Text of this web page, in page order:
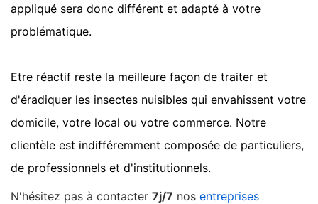
appliqué sera donc différent et adapté à votre
problématique.
Etre réactif reste la meilleure façon de traiter et
d'éradiquer les insectes nuisibles qui envahissent votre
domicile, votre local ou votre commerce. Notre
clientèle est indifféremment composée de particuliers,
de professionnels et d'institutionnels.
N'hésitez pas à contacter 7j/7 nos entreprises